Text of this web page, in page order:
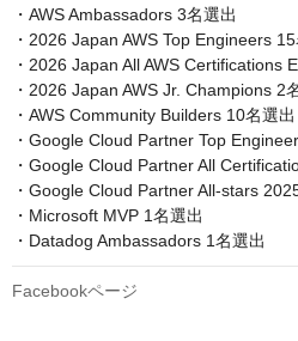
・AWS Ambassadors 3名選出
・2026 Japan AWS Top Engineers
・2026 Japan All AWS Certifications
・2026 Japan AWS Jr. Champions 2
・AWS Community Builders 10名選出
・Google Cloud Partner Top
・Google Cloud Partner All
・Google Cloud Partner All-stars
・Microsoft MVP 1名選出
・Datadog Ambassadors 1名選出
Facebookページ